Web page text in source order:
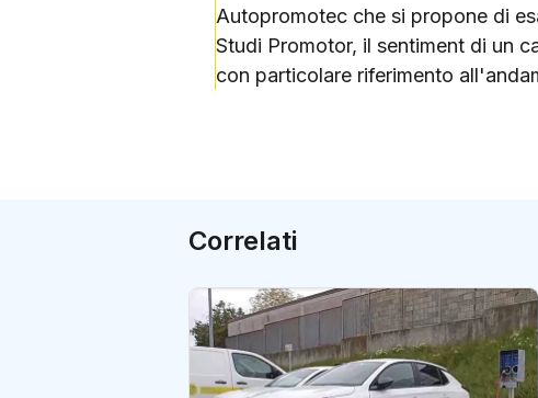
Autopromotec che si propone di
Studi Promotor, il sentiment di un
con particolare riferimento
Correlati